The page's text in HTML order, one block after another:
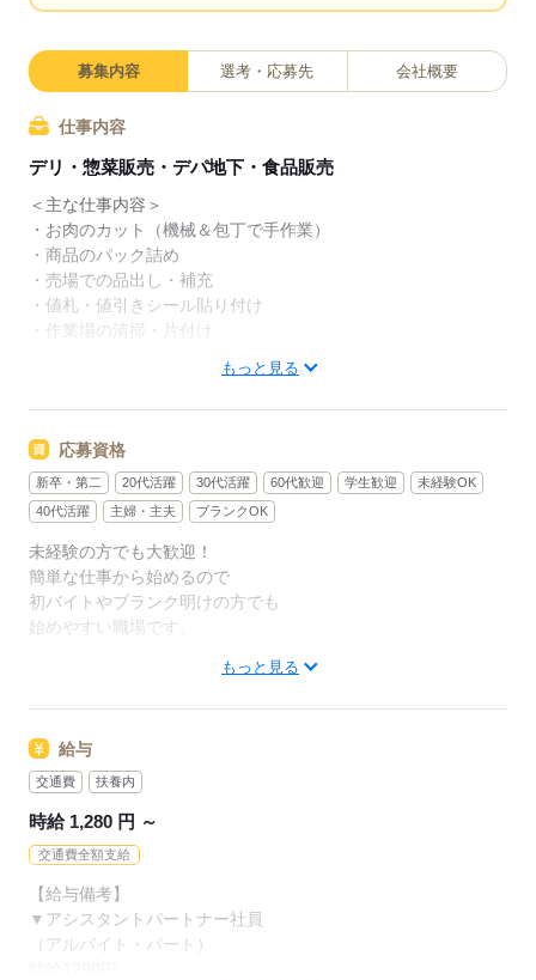
未経験でも始めやすいのが特徴です。
また、業務に慣れてきたら
機械を用いたお肉のカットなど
お任せすることも。
1人で黙々とできる仕事なため
気づけば退勤時間なんてこともザラなんだとか。
「接客が少なめだから気楽だし、
ずっと働きたいくらい居心地いい」と言う
――――――――――――――
精肉部門は、自分のスキルアップを
実感できる部門でもあります。
最初は品出しやパック詰めなど
お肉に触れない業務しか
任せてもらえなかったところから
お肉のカットを任せてもらえたり。
安くて取り扱いやすいお肉しか
業務の習得に応じて
ずっと同じことをしていると飽きる方にも
おすすめの仕事です。
募集内容 選考・応募先 会社概要
仕事内容
デリ・惣菜販売・デパ地下・食品販売
＜主な仕事内容＞
・お肉のカット（機械＆包丁で手作業）
・商品のパック詰め
・売場での品出し・補充
・値札・値引きシール貼り付け
・作業場の清掃・片付け
入社直後は品出しからスタート。
習熟に合わせて加工・製造といった
＜おすすめポイント＞
●簡単な仕事からスタート
取り扱う商品を覚えていきます。
指示に従ってできる簡単な仕事なので
未経験でも始めやすいのが特徴です。
売り場に出ている際も品出しなど
もっと見る
応募資格
新卒・第二 20代活躍 30代活躍 60代歓迎 学生歓迎
未経験OK
40代活躍
主婦・主夫 ブランクOK
未経験の方でも大歓迎！
簡単な仕事から始めるので
初バイトやブランク明けの方でも
始めやすい職場です。
【こんな人が活躍中】
・定年退職後の方
※以下の条件あり
・オーケーと他社の勤務時間の
合計が週40時間以下の場合
もっと見る
給与
交通費 扶養内
時給 1,280 円 ～
交通費全額支給
【給与備考】
▼アシスタントパートナー社員
（アルバイト・パート）